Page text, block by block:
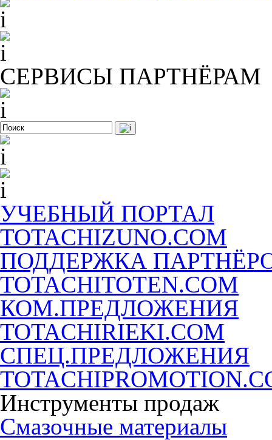
СЕРВИСЫ ПАРТНЁРАМ
УЧЕБНЫЙ ПОРТАЛ
TOTACHIZUNO.COM
ПОДДЕРЖКА
TOTACHITOTEN.COM
КОМ.ПРЕДЛОЖЕНИЯ
TOTACHIRIEKI.COM
СПЕЦ.ПРЕДЛОЖЕНИЯ
Инструменты продаж
Смазочные материалы